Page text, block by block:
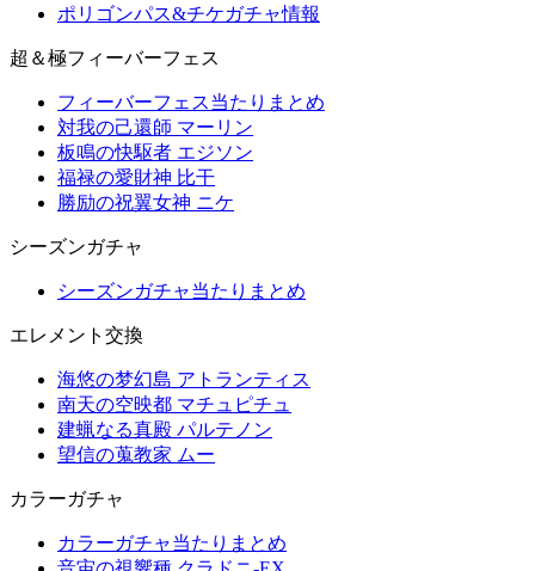
ポリゴンパス&チケガチャ情報
超＆極フィーバーフェス
フィーバーフェス当たりまとめ
対我の己還師 マーリン
板鳴の快駆者 エジソン
福禄の愛財神 比干
勝励の祝翼女神 ニケ
シーズンガチャ
シーズンガチャ当たりまとめ
エレメント交換
海悠の梦幻島 アトランティス
南天の空映都 マチュピチュ
建蝋なる真殿 パルテノン
望信の蒐教家 ムー
カラーガチャ
カラーガチャ当たりまとめ